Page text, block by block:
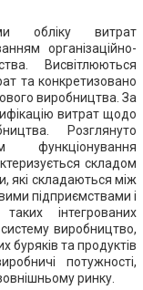
обліку витрат
організаційно-
Висвітлюються
та конкретизовано
виробництва. За
витрат щодо
Розглянуто
функціонування
складом
які складаються між
підприємствами і
інтегрованих
виробництво,
буряків та продуктів
потужності,
ринку.